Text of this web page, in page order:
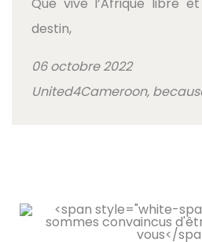
destin,
06 octobre 2022
United4Cameroon,